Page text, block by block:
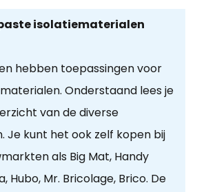
isolatiematerialen
hebben toepassingen voor
Onderstaand lees je
van de diverse
Je kunt het ook zelf kopen bij
als Big Mat, Handy
Hubo, Mr. Bricolage, Brico. De